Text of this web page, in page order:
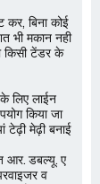
कर, बिना कोई
भी मकान नही
किसी टेंडर के
लिए लाईन
किया जा
टेढ़ी मेढ़ी बनाई
आर. डबल्यू. ए
व